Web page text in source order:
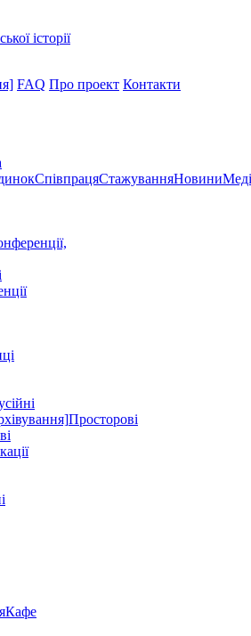
історії
FAQ Про проект Контакти
СпівпрацяСтажуванняНовини
Просторові
Кафе